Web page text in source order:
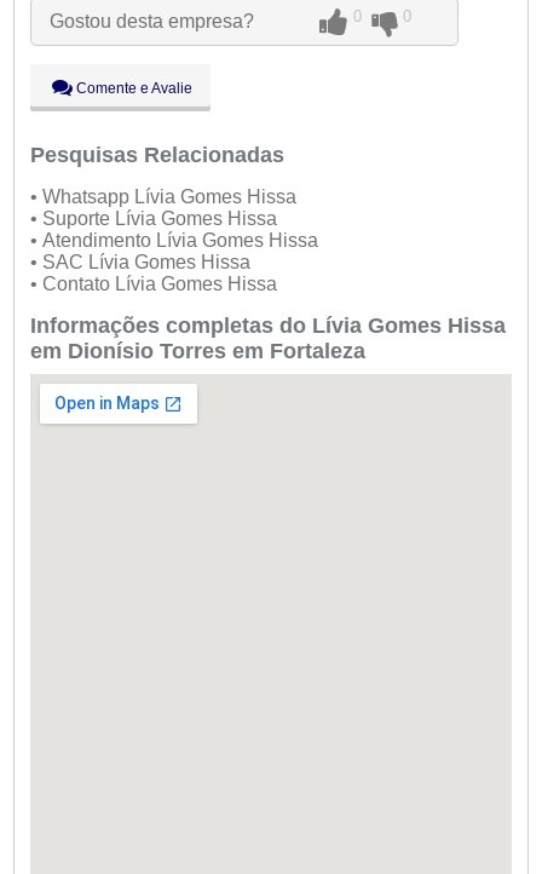
Qua:
09:00 - 18:00
Qui:
09:00 - 18:00
Sáb:
Dom:
Fechado
Gostou desta empresa? 0 0
Comente e Avalie
Pesquisas Relacionadas
• Whatsapp Lívia Gomes Hissa
• Suporte Lívia Gomes Hissa
• Atendimento Lívia Gomes Hissa
• SAC Lívia Gomes Hissa
• Contato Lívia Gomes Hissa
Informações completas do Lívia Gomes Hissa
em Dionísio Torres em Fortaleza